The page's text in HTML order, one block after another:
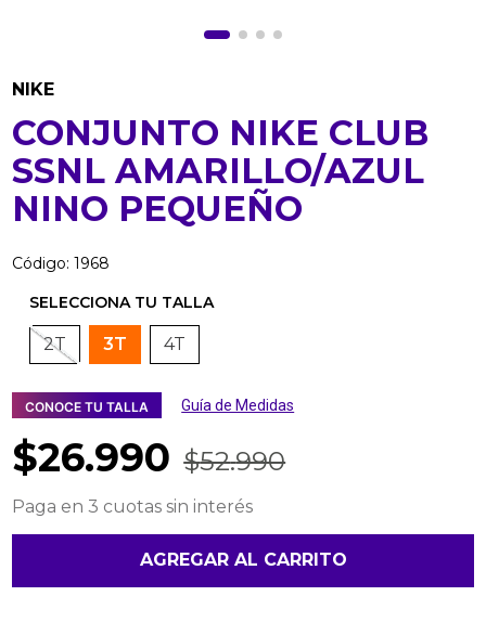
NIKE
CONJUNTO NIKE CLUB
SSNL AMARILLO/AZUL
NINO PEQUEÑO
Código:1968
2T 3T 4T
CONOCE TU TALLA Guía de Medidas
$26.990 $52.990
Paga en 3 cuotas sin interés
AGREGAR AL CARRITO